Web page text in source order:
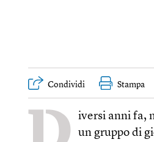
Condividi Stampa
iversi anni fa,
un gruppo di